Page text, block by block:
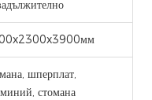
шперплат,
стомана